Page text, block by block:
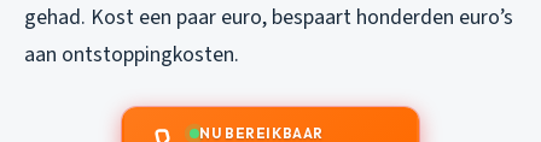
gehad. Kost een paar euro, bespaart honderden euro’s
aan ontstoppingkosten.
NU BEREIKBAAR